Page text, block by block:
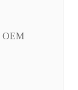
OEM